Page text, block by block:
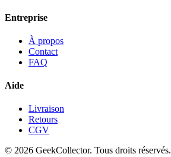
Entreprise
À propos
Contact
FAQ
Aide
Livraison
Retours
CGV
© 2026 GeekCollector. Tous droits réservés.